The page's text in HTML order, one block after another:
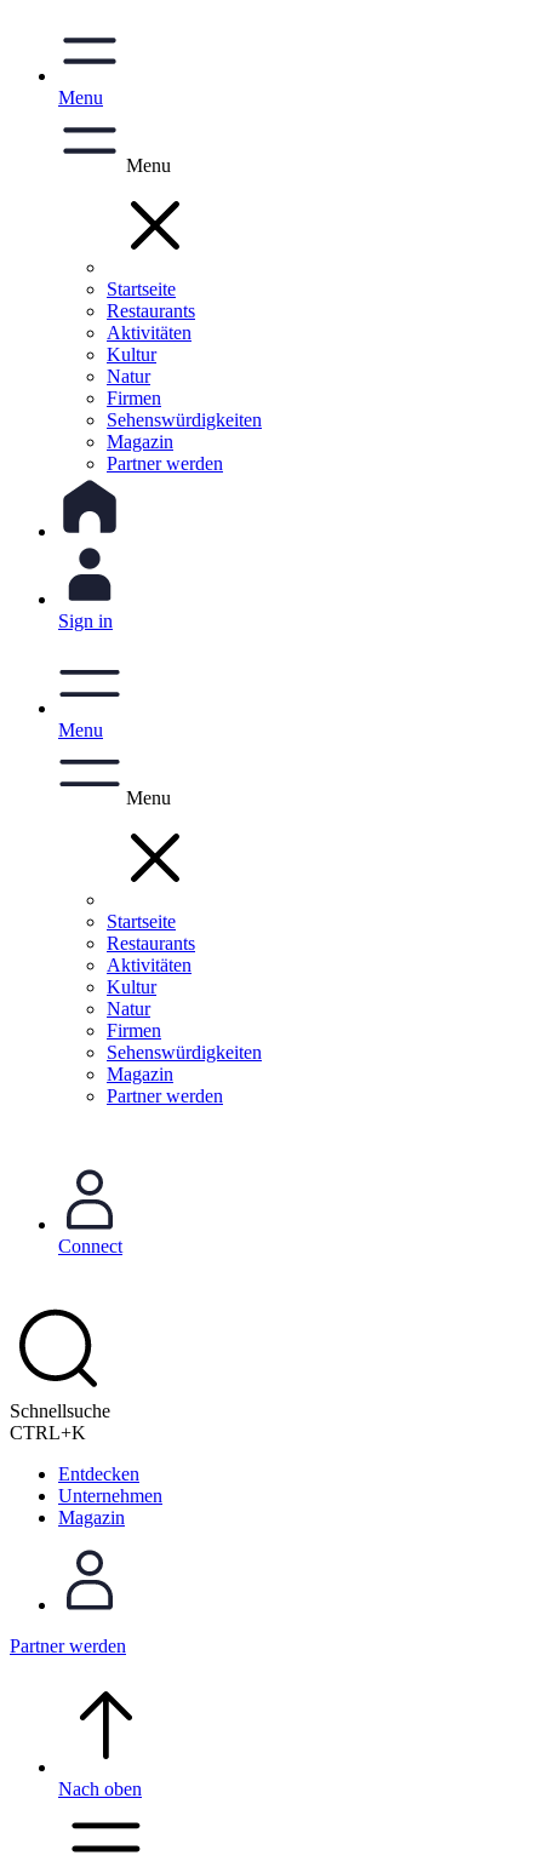
Menu
Menu
Startseite
Restaurants
Aktivitäten
Kultur
Natur
Firmen
Sehenswürdigkeiten
Magazin
Partner werden
Sign in
Menu
Menu
Startseite
Restaurants
Aktivitäten
Kultur
Natur
Firmen
Sehenswürdigkeiten
Magazin
Partner werden
Connect
Schnellsuche
CTRL+K
Entdecken
Unternehmen
Magazin
Partner werden
Nach oben